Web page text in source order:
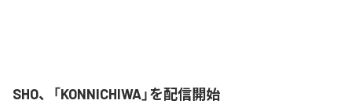
SHO、「KONNICHIWA」を配信開始